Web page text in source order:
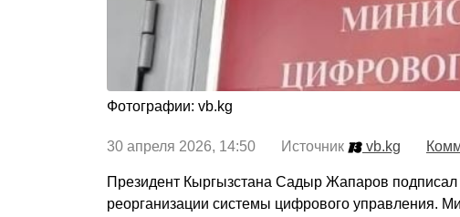
Фотографии: vb.kg
30 апреля 2026, 14:50 Источник vb.kg
Президент Кыргызстана Садыр Жапаров подписал
реорганизации системы цифрового управления.